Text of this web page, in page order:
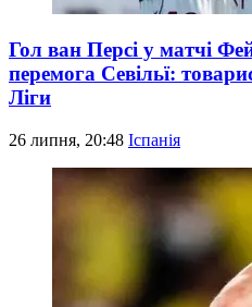
Гол ван Персі у матчі
перемога Севільї:
Ліги
26 липня, 20:48 Іспанія